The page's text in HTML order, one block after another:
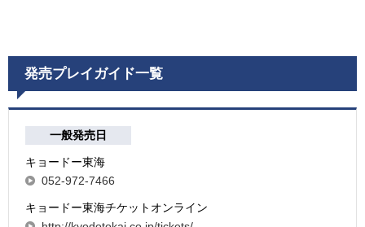
発売プレイガイド一覧
一般発売日
キョードー東海
052-972-7466
キョードー東海チケットオンライン